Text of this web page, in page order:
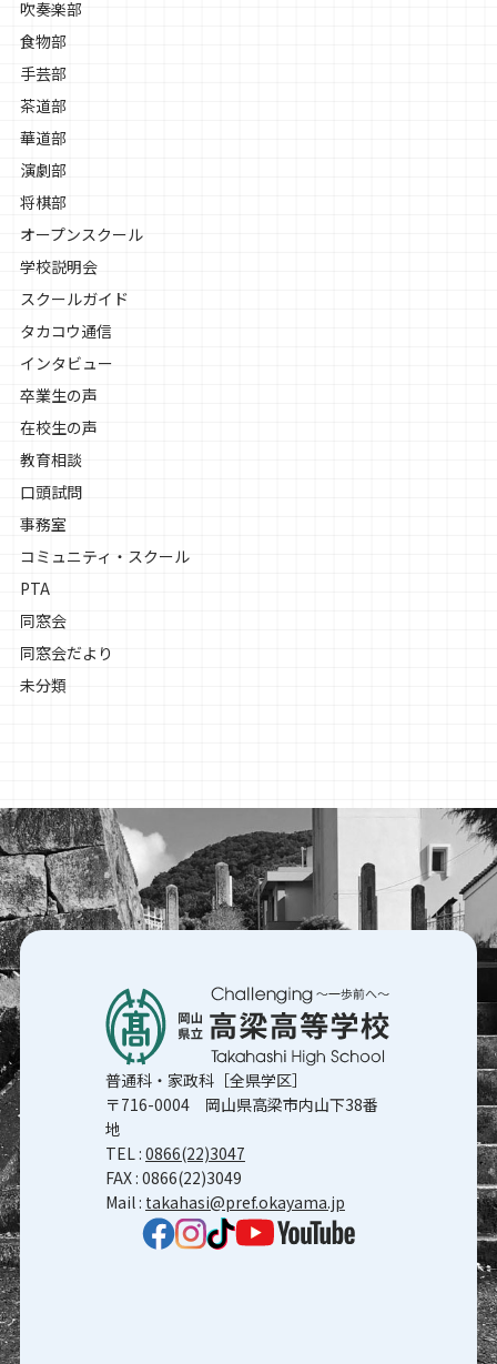
吹奏楽部
食物部
手芸部
茶道部
華道部
演劇部
将棋部
オープンスクール
学校説明会
スクールガイド
タカコウ通信
インタビュー
卒業生の声
在校生の声
教育相談
口頭試問
事務室
コミュニティ・スクール
PTA
同窓会
同窓会だより
未分類
普通科・家政科［全県学区］
〒716-0004 岡山県高梁市内山下38番
地
TEL : 0866(22)3047
FAX : 0866(22)3049
Mail : takahasi@pref.okayama.jp